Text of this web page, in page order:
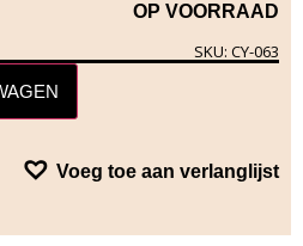
OP VOORRAAD
SKU: CY-063
Voeg toe aan verlanglijst